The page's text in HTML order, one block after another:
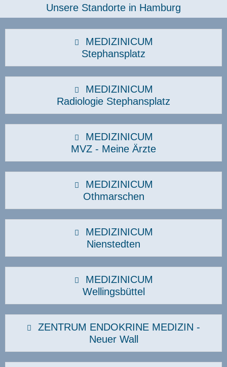
Unsere Standorte in Hamburg​
MEDIZINICUM
Stephansplatz
MEDIZINICUM
Radiologie Stephansplatz
MEDIZINICUM
MVZ - Meine Ärzte
MEDIZINICUM
Othmarschen
MEDIZINICUM
Nienstedten
MEDIZINICUM
Wellingsbüttel
ZENTRUM ENDOKRINE MEDIZIN -
Neuer Wall